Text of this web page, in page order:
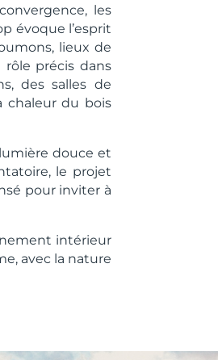
les
évoque l’esprit
lieux de
précis dans
des salles de
chaleur du bois
douce et
le projet
pour inviter à
intérieur
avec la nature